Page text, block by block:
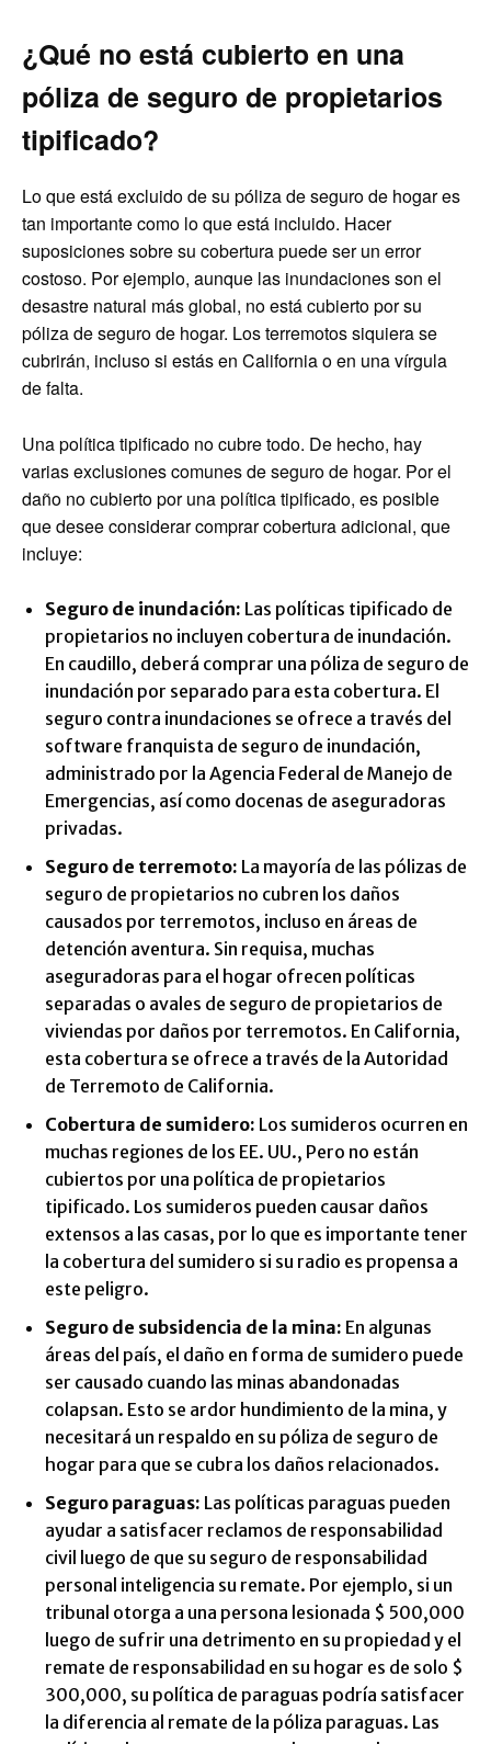
¿Qué no está cubierto en una
póliza de seguro de propietarios
tipificado?
Lo que está excluido de su póliza de seguro de hogar es
tan importante como lo que está incluido. Hacer
suposiciones sobre su cobertura puede ser un error
costoso. Por ejemplo, aunque las inundaciones son el
desastre natural más global, no está cubierto por su
póliza de seguro de hogar. Los terremotos siquiera se
cubrirán, incluso si estás en California o en una vírgula
de falta.
Una política tipificado no cubre todo. De hecho, hay
varias exclusiones comunes de seguro de hogar. Por el
daño no cubierto por una política tipificado, es posible
que desee considerar comprar cobertura adicional, que
incluye:
Seguro de inundación: Las políticas tipificado de
propietarios no incluyen cobertura de inundación.
En caudillo, deberá comprar una póliza de seguro de
inundación por separado para esta cobertura. El
seguro contra inundaciones se ofrece a través del
software franquista de seguro de inundación,
administrado por la Agencia Federal de Manejo de
Emergencias, así como docenas de aseguradoras
privadas.
Seguro de terremoto: La mayoría de las pólizas de
seguro de propietarios no cubren los daños
causados ​​por terremotos, incluso en áreas de
detención aventura. Sin requisa, muchas
aseguradoras para el hogar ofrecen políticas
separadas o avales de seguro de propietarios de
viviendas por daños por terremotos. En California,
esta cobertura se ofrece a través de la Autoridad
de Terremoto de California.
Cobertura de sumidero: Los sumideros ocurren en
muchas regiones de los EE. UU., Pero no están
cubiertos por una política de propietarios
tipificado. Los sumideros pueden causar daños
extensos a las casas, por lo que es importante tener
la cobertura del sumidero si su radio es propensa a
este peligro.
Seguro de subsidencia de la mina: En algunas
áreas del país, el daño en forma de sumidero puede
ser causado cuando las minas abandonadas
colapsan. Esto se ardor hundimiento de la mina, y
necesitará un respaldo en su póliza de seguro de
hogar para que se cubra los daños relacionados.
Seguro paraguas: Las políticas paraguas pueden
ayudar a satisfacer reclamos de responsabilidad
civil luego de que su seguro de responsabilidad
personal inteligencia su remate. Por ejemplo, si un
tribunal otorga a una persona lesionada $ 500,000
luego de sufrir una detrimento en su propiedad y el
remate de responsabilidad en su hogar es de solo $
300,000, su política de paraguas podría satisfacer
la diferencia al remate de la póliza paraguas. Las